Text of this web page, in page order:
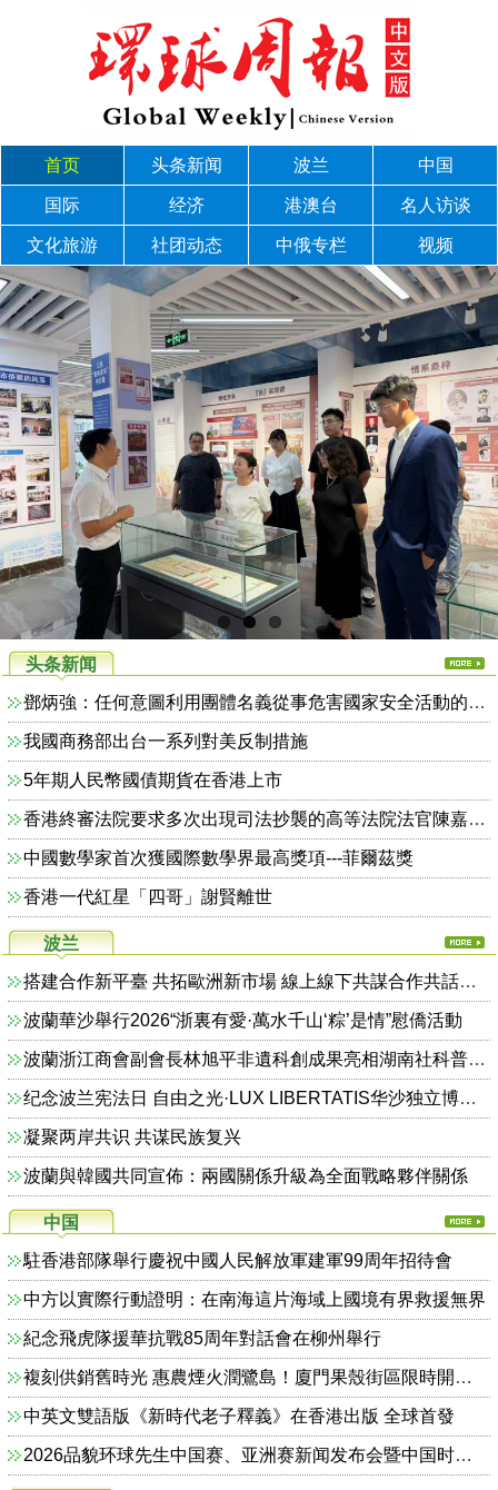
首页 头条新闻 波兰 中国
国际 经济 港澳台 名人访谈
文化旅游 社团动态 中俄专栏 视频
头条新闻
鄧炳強：任何意圖利用團體名義從事危害國家安全活動的人士 政府必定依法追究到底
我國商務部出台一系列對美反制措施
5年期人民幣國債期貨在香港上市
香港終審法院要求多次出現司法抄襲的高等法院法官陳嘉信提早退休
中國數學家首次獲國際數學界最高獎項---菲爾茲獎
香港一代紅星「四哥」謝賢離世
波兰
搭建合作新平臺 共拓歐洲新市場 線上線下共謀合作共話發展
波蘭華沙舉行2026“浙裏有愛·萬水千山‘粽’是情”慰僑活動
波蘭浙江商會副會長林旭平非遺科創成果亮相湖南社科普及活動周
纪念波兰宪法日 自由之光·LUX LIBERTATIS华沙独立博物馆圆满举办
凝聚两岸共识 共谋民族复兴
波蘭與韓國共同宣佈：兩國關係升級為全面戰略夥伴關係
中国
駐香港部隊舉行慶祝中國人民解放軍建軍99周年招待會
中方以實際行動證明：在南海這片海域上國境有界救援無界
紀念飛虎隊援華抗戰85周年對話會在柳州舉行
複刻供銷舊時光 惠農煙火潤鷺島！廈門果殼街區限時開啟90年代復古助農市集
中英文雙語版《新時代老子釋義》在香港出版 全球首發
2026品貌环球先生中国赛、亚洲赛新闻发布会暨中国时尚美妆周启动盛典在北京盛大举行